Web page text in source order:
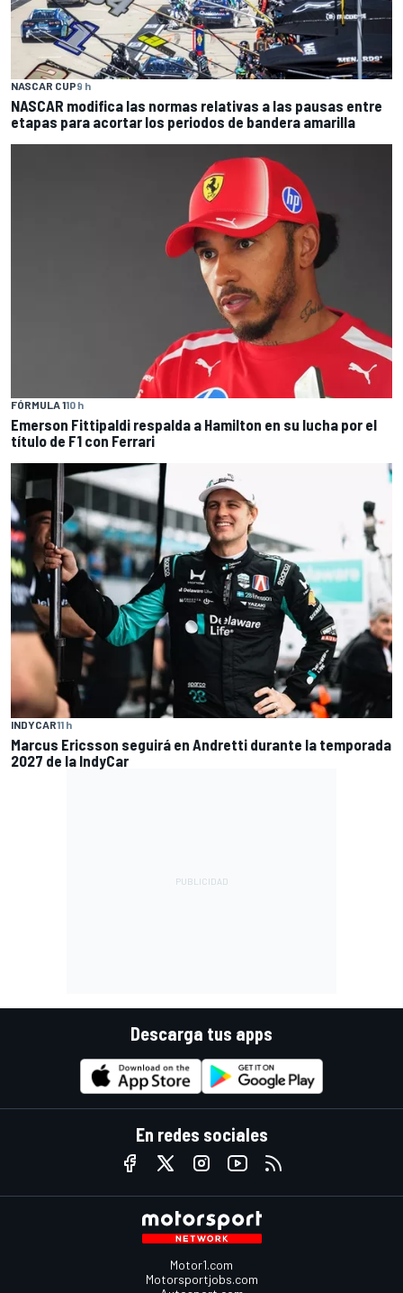
NASCAR CUP9 h
NASCAR modifica las normas relativas a las pausas entre
etapas para acortar los periodos de bandera amarilla
FÓRMULA 110 h
Emerson Fittipaldi respalda a Hamilton en su lucha por el
título de F1 con Ferrari
INDYCAR11 h
Marcus Ericsson seguirá en Andretti durante la temporada
2027 de la IndyCar
Descarga tus apps
En redes sociales
Motor1.com
Motorsportjobs.com